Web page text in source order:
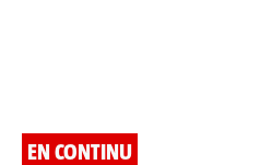
EN CONTINU